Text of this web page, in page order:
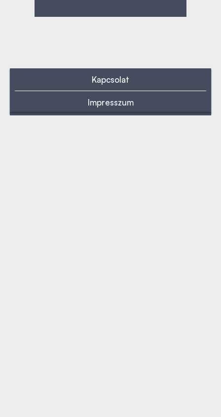
Kapcsolat
Impresszum